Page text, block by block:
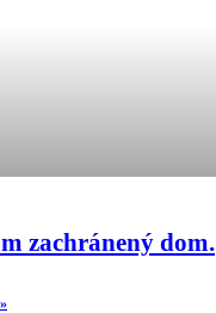
zachránený dom.